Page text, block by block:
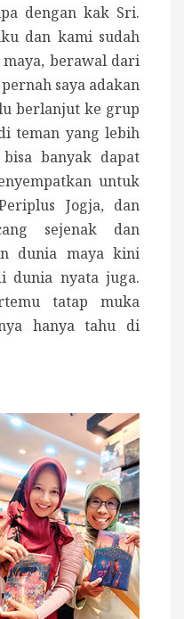
dengan kak Sri.
dan kami sudah
berawal dari
saya adakan
berlanjut ke grup
teman yang lebih
banyak dapat
untuk
Jogja, dan
sejenak dan
dunia maya kini
dunia nyata juga.
tatap muka
hanya tahu di